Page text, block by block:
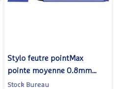
Stylo feutre pointMax
pointe moyenne 0.8mm
bleu - STABILO
Stock Bureau